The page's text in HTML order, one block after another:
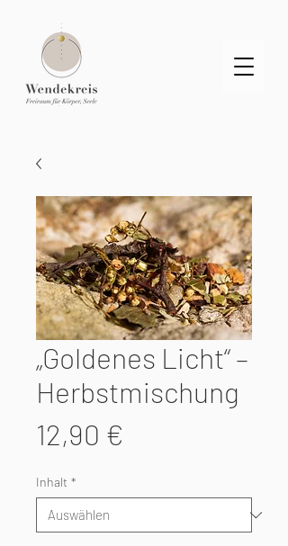
„Goldenes Licht“ –
Herbstmischung
12,90 €
Inhalt *